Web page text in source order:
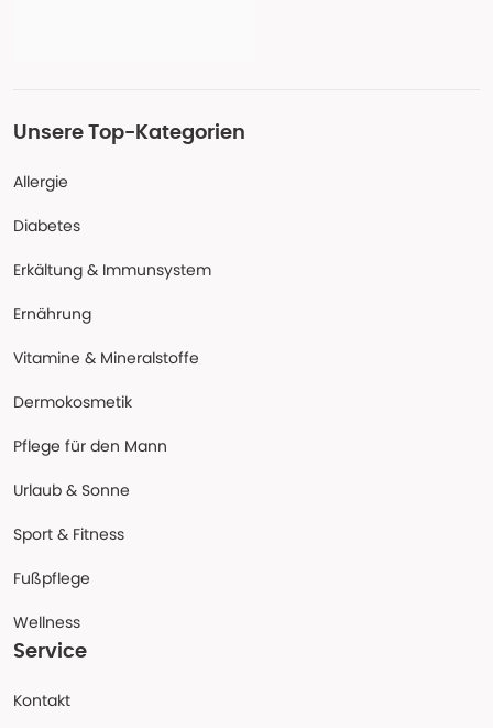
Unsere Top-Kategorien
Allergie
Diabetes
Erkältung & Immunsystem
Ernährung
Vitamine & Mineralstoffe
Dermokosmetik
Pflege für den Mann
Urlaub & Sonne
Sport & Fitness
Fußpflege
Wellness
Service
Kontakt